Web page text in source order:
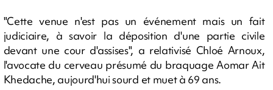
"Cette venue n'est pas un événement mais un fait
judiciaire, à savoir la déposition d'une partie civile
devant une cour d'assises", a relativisé Chloé Arnoux,
l'avocate du cerveau présumé du braquage Aomar Ait
Khedache, aujourd'hui sourd et muet à 69 ans.